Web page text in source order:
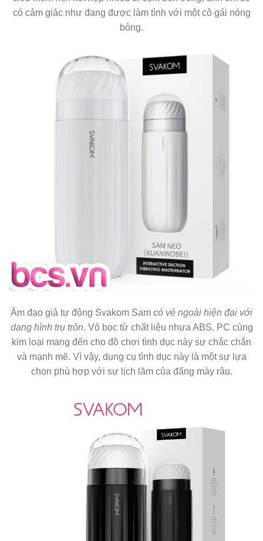
có cảm giác như đang được làm tình với một cô gái nóng
bỏng.
Âm đạo giả tự động Svakom Sam có vẻ ngoài hiện đại với
dạng hình trụ tròn. Vỏ bọc từ chất liệu nhựa ABS, PC cùng
kim loại mang đến cho đồ chơi tình dục này sự chắc chắn
và mạnh mẽ. Vì vậy, dụng cụ tình dục này là một sự lựa
chọn phù hợp với sự lịch lãm của đấng mày râu.